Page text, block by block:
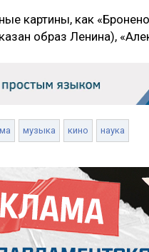
картины, как
образ Ленина),
музыка кино наука